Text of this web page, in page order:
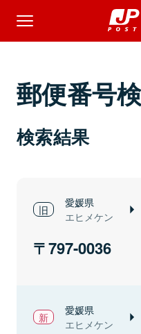
郵便番号
検索結果
愛媛県
エヒメケン
797-0036
愛媛県
エヒメケン